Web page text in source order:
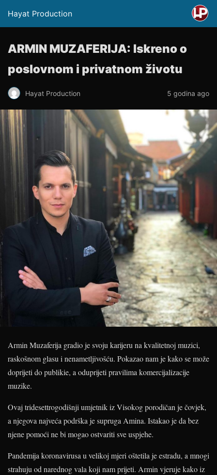
Hayat Production
ARMIN MUZAFERIJA: Iskreno o
poslovnom i privatnom životu
Hayat Production 5 godina ago
Armin Muzaferija gradio je svoju karijeru na kvalitetnoj muzici,
raskošnom glasu i nenametljivošću. Pokazao nam je kako se može
doprijeti do publikie, a oduprijeti pravilima komercijalizacije
muzike.
Ovaj tridesettrogodišnji umjetnik iz Visokog porodičan je čovjek,
a njegova najveća podrška je supruga Amina. Istakao je da bez
njene pomoći ne bi mogao ostvariti sve uspjehe.
Pandemija koronavirusa u velikoj mjeri oštetila je estradu, a mnogi
strahuju od narednog vala koji nam prijeti. Armin vjeruje kako iz